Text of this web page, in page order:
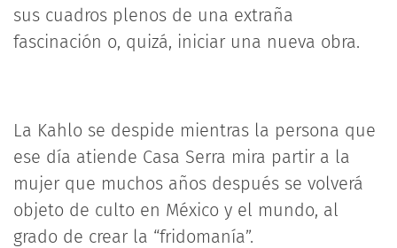
sus cuadros plenos de una extraña
fascinación o, quizá, iniciar una nueva obra.
La Kahlo se despide mientras la persona que
ese día atiende Casa Serra mira partir a la
mujer que muchos años después se volverá
objeto de culto en México y el mundo, al
grado de crear la “fridomanía”.